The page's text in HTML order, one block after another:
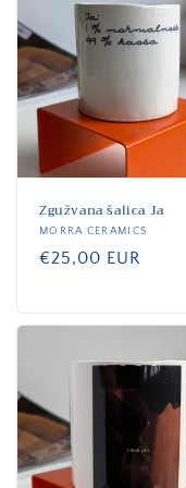
Zgužvana šalica Ja
Dobavljač:
MORRA CERAMICS
Standardna
€25,00 EUR